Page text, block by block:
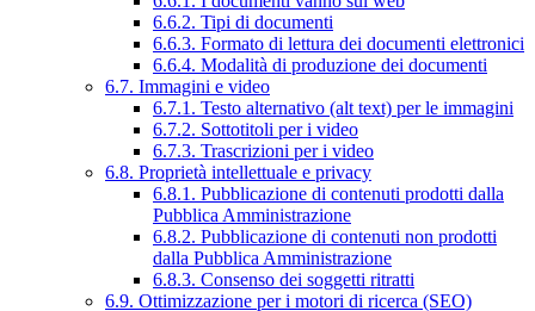
6.6.2. Tipi di documenti
6.6.3. Formato di lettura dei documenti elettronici
6.6.4. Modalità di produzione dei documenti
6.7. Immagini e video
6.7.1. Testo alternativo (alt text) per le immagini
6.7.2. Sottotitoli per i video
6.7.3. Trascrizioni per i video
6.8. Proprietà intellettuale e privacy
6.8.1. Pubblicazione di contenuti prodotti dalla
Pubblica Amministrazione
6.8.2. Pubblicazione di contenuti non prodotti
dalla Pubblica Amministrazione
6.8.3. Consenso dei soggetti ritratti
6.9. Ottimizzazione per i motori di ricerca (SEO)